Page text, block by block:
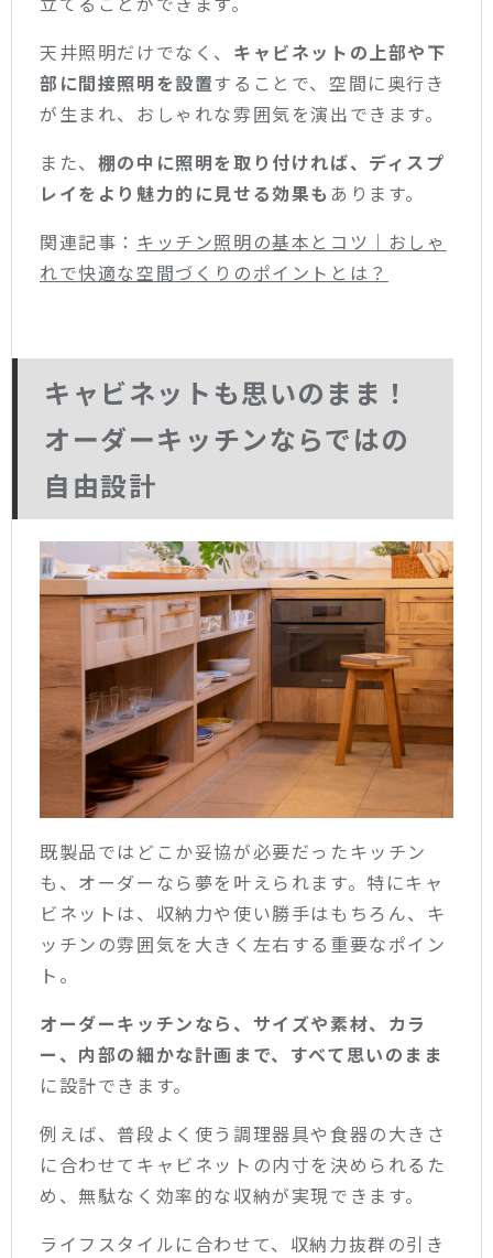
天井照明だけでなく、 キャビネットの上部や下
部に間接照明を設置することで、空間に奥行き
が生まれ、おしゃれな雰囲気を演出できます。
また、 棚の中に照明を取り付ければ、ディスプ
レイをより魅力的に見せる効果も あります。
関連記事： キッチン照明の基本とコツ｜おしゃ
れで快適な空間づくりのポイントとは？
キャビネットも思いのまま！
オーダーキッチンならではの
自由設計
既製品ではどこか妥協が必要だったキッチン
も、オーダーなら夢を叶えられます。特にキャ
ビネットは、収納力や使い勝手はもちろん、キ
ッチンの雰囲気を大きく左右する重要なポイン
ト。
オーダーキッチンなら、サイズや素材、カラ
ー、内部の細かな計画まで、すべて思いのまま
に設計できます。
例えば、普段よく使う調理器具や食器の大きさ
に合わせてキャビネットの内寸を決められるた
め、無駄なく効率的な収納が実現できます。
ライフスタイルに合わせて、収納力抜群の引き